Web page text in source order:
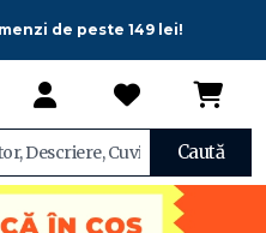
de peste 149 lei!
Caută